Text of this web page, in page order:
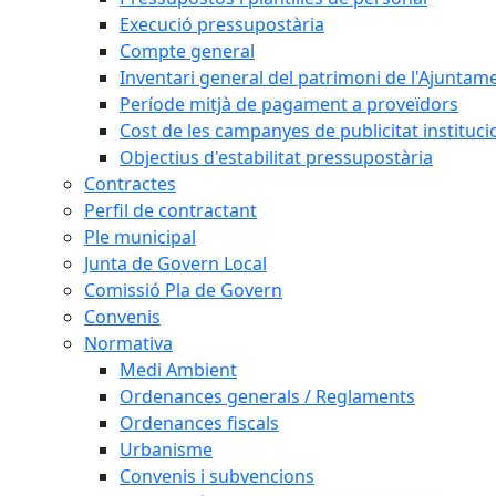
Execució pressupostària
Compte general
Inventari general del patrimoni de
Període mitjà de pagament a proveïdors
Cost de les campanyes de publicitat
Objectius d'estabilitat pressupostària
Contractes
Perfil de contractant
Ple municipal
Junta de Govern Local
Comissió Pla de Govern
Convenis
Normativa
Medi Ambient
Ordenances generals / Reglaments
Ordenances fiscals
Urbanisme
Convenis i subvencions